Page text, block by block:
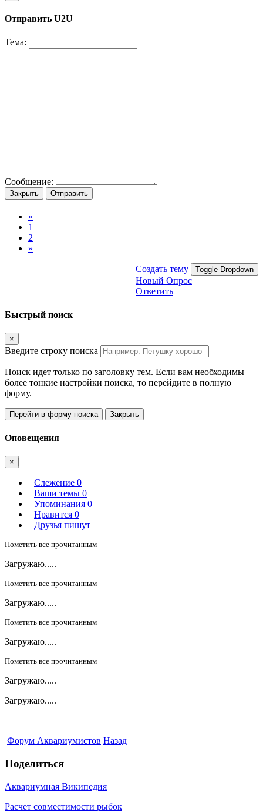
Отправить U2U
Тема:
Сообщение:
Закрыть Отправить
«
1
2
»
Создать тему Toggle Dropdown
Новый Опрос
Ответить
Быстрый поиск
×
Введите строку поиска
Поиск идет только по заголовку тем. Если вам необходимы
более тонкие настройки поиска, то перейдите в полную
форму.
Перейти в форму поиска Закрыть
Оповещения
×
Слежение 0
Ваши темы 0
Упоминания 0
Нравится 0
Друзья пишут
Пометить все прочитанным
Загружаю.....
Пометить все прочитанным
Загружаю.....
Пометить все прочитанным
Загружаю.....
Пометить все прочитанным
Загружаю.....
Загружаю.....
Форум Аквариумистов Назад
Поделиться
Аквариумная Википедия
Расчет совместимости рыбок